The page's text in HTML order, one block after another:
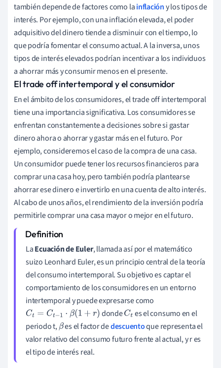
también depende de factores como lainflacióny los tipos de
interés. Por ejemplo, con una inflación elevada, el poder
adquisitivo del dinero tiende a disminuir con el tiempo, lo
que podría fomentar el consumo actual. A la inversa, unos
tipos de interés elevados podrían incentivar a los individuos
a ahorrar más y consumir menos en el presente.
El trade off intertemporal y el consumidor
En el ámbito de los consumidores, el trade off intertemporal
tiene una importancia significativa. Los consumidores se
enfrentan constantemente a decisiones sobre si gastar
dinero ahora o ahorrar y gastar más en el futuro. Por
ejemplo, consideremos el caso de la compra de una casa.
Un consumidor puede tener los recursos financieros para
comprar una casa hoy, pero también podría plantearse
ahorrar ese dinero e invertirlo en una cuenta de alto interés.
Al cabo de unos años, el rendimiento de la inversión podría
permitirle comprar una casa mayor o mejor en el futuro.
LaEcuación de Euler, llamada así por el matemático
suizo Leonhard Euler, es un principio central de la teoría
del consumo intertemporal. Su objetivo es captar el
comportamiento de los consumidores en un entorno
intertemporal y puede expresarse como
Ct= Ct− 1⋅β(1 + r) dondeCt es el consumo en el
periodo t,βes el factor dedescuentoque representa el
valor relativo del consumo futuro frente al actual, y r es
el tipo de interés real.